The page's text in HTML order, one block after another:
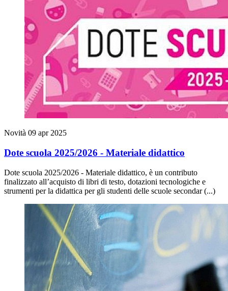
Novità 09 apr 2025
Dote scuola 2025/2026 - Materiale didattico
Dote scuola 2025/2026 - Materiale didattico, è un contributo
finalizzato all’acquisto di libri di testo, dotazioni tecnologiche e
strumenti per la didattica per gli studenti delle scuole secondar (...)